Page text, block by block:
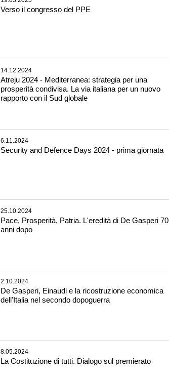
Verso il congresso del PPE
14.12.2024
Atreju 2024 - Mediterranea: strategia per una
prosperità condivisa. La via italiana per un nuovo
rapporto con il Sud globale
6.11.2024
Security and Defence Days 2024 - prima giornata
25.10.2024
Pace, Prosperità, Patria. L'eredità di De Gasperi 70
anni dopo
2.10.2024
De Gasperi, Einaudi e la ricostruzione economica
dell'Italia nel secondo dopoguerra
8.05.2024
La Costituzione di tutti. Dialogo sul premierato